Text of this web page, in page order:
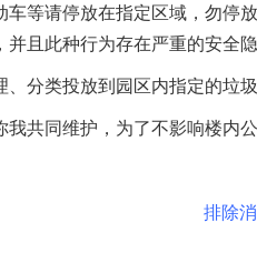
车等请停放在指定区域，勿停
并且此种行为存在严重的安全隐
分类投放到园区内指定的垃
我共同维护，为了不影响楼内
排除